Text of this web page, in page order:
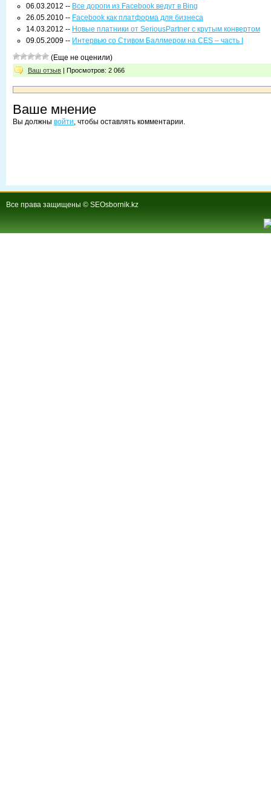
06.03.2012 -- Все дороги из Facebook ведут в Bing
26.05.2010 -- Facebook как платформа для бизнеса
14.03.2012 -- Новые платники от SeriousPartner с крутым конвертом
09.05.2009 -- Интервью со Стивом Баллмером на CES – часть I
(Еще не оценили)
Ваш отзыв | Просмотров: 2 066
Ваше мнение
Вы должны войти, чтобы оставлять комментарии.
Все права защищены © SEOsbornik.kz